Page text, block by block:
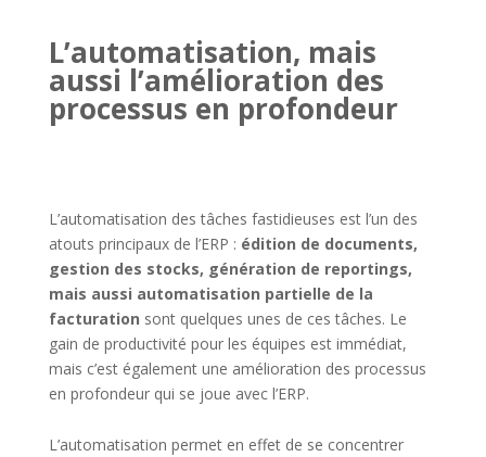
L’automatisation, mais
aussi l’amélioration des
processus en profondeur
L’automatisation des tâches fastidieuses est l’un des
atouts principaux de l’ERP : édition de documents,
gestion des stocks, génération de reportings,
mais aussi automatisation partielle de la
facturation sont quelques unes de ces tâches. Le
gain de productivité pour les équipes est immédiat,
mais c’est également une amélioration des processus
en profondeur qui se joue avec l’ERP.
L’automatisation permet en effet de se concentrer